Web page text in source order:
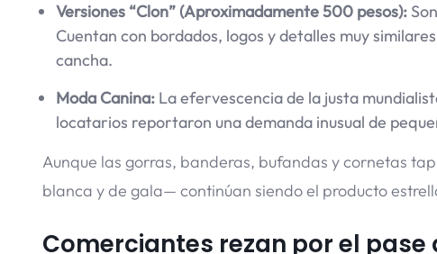
Versiones “Clon” (Aproximadamente 500 pesos):
Cuentan con bordados, logos y detalles muy
cancha.
Moda Canina: La efervescencia de la justa
locatarios reportaron una demanda inusual de
Aunque las gorras, banderas, bufandas y cornetas
blanca y de gala— continúan siendo el producto
Comerciantes rezan por el